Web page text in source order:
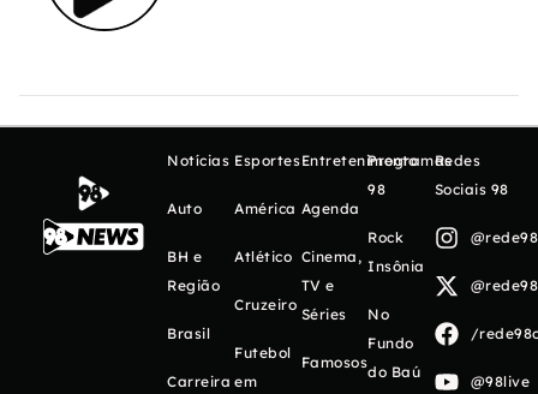
Notícias
Auto
BH e
Região
Brasil
Carreira
Esportes
América
Atlético
Cruzeiro
Futebol
em
Entretenimento
Agenda
Cinema,
TV e
Séries
Famosos
Programas
98
Rock
Insônia
No
Fundo
do Baú
Redes
Sociais 98
/
@98live